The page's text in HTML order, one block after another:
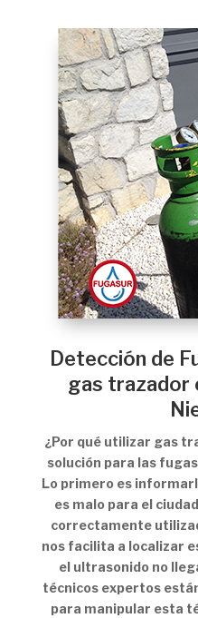
Detección de
gas trazador
¿Por qué utilizar gas
solución para las
Lo primero es
es malo para el
correctamente
nos facilita a localizar
el ultrasonido no
técnicos expertos
para manipular esta